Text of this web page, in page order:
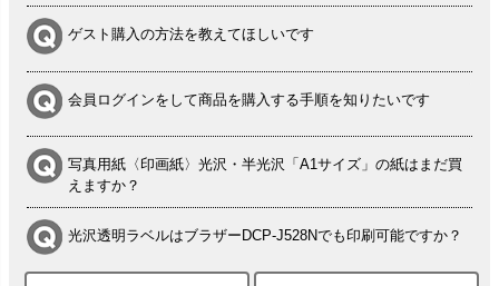
ゲスト購入の方法を教えてほしいです
会員ログインをして商品を購入する手順を知りたいです
写真用紙〈印画紙〉光沢・半光沢「A1サイズ」の紙はまだ買
えますか？
光沢透明ラベルはブラザーDCP-J528Nでも印刷可能ですか？